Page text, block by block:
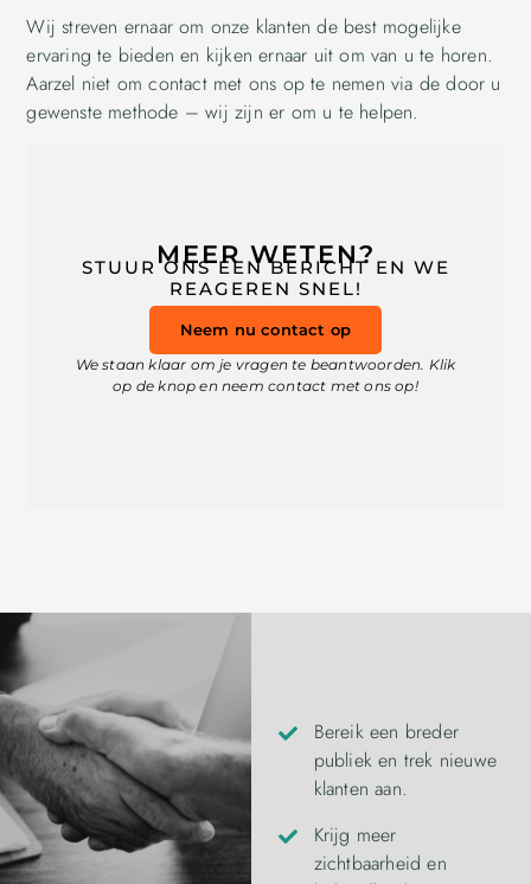
Wij streven ernaar om onze klanten de best mogelijke
ervaring te bieden en kijken ernaar uit om van u te horen.
Aarzel niet om contact met ons op te nemen via de door u
gewenste methode – wij zijn er om u te helpen.
MEER WETEN?
STUUR ONS EEN BERICHT EN WE
REAGEREN SNEL!
Neem nu contact op
We staan klaar om je vragen te beantwoorden. Klik
op de knop en neem contact met ons op!
Bereik een breder
publiek en trek nieuwe
klanten aan.
Krijg meer
zichtbaarheid en